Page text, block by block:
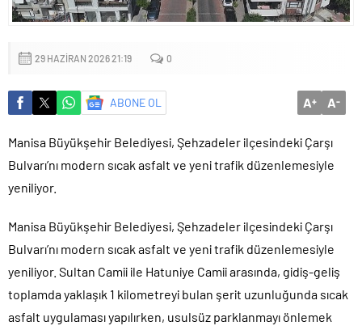
Küçük işletmeler büyük siber risklerle karşı karşıya
29 HAZIRAN 2026 21:19 0
ABONE OL A+ A-
Manisa Büyükşehir Belediyesi, Şehzadeler ilçesindeki Çarşı
Bulvarı’nı modern sıcak asfalt ve yeni trafik düzenlemesiyle
yeniliyor.
Manisa Büyükşehir Belediyesi, Şehzadeler ilçesindeki Çarşı
Bulvarı’nı modern sıcak asfalt ve yeni trafik düzenlemesiyle
yeniliyor. Sultan Camii ile Hatuniye Camii arasında, gidiş-geliş
toplamda yaklaşık 1 kilometreyi bulan şerit uzunluğunda sıcak
asfalt uygulaması yapılırken, usulsüz parklanmayı önlemek